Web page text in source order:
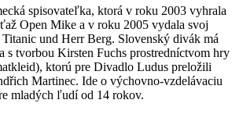
spisovateľka, ktorá v roku 2003 vyhrala
Open Mike a v roku 2005 vydala svoj
und Herr Berg. Slovenský divák má
s tvorbou Kirsten Fuchs prostredníctvom hry
ktorú pre Divadlo Ludus preložili
Martinec. Ide o výchovno-vzdelávaciu
mladých ľudí od 14 rokov.